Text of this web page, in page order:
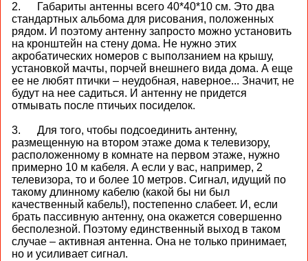
2. Габариты антенны всего 40*40*10 см. Это два
стандартных альбома для рисования, положенных
рядом. И поэтому антенну запросто можно установить
на кронштейн на стену дома. Не нужно этих
акробатических номеров с выползанием на крышу,
установкой мачты, порчей внешнего вида дома. А еще
ее не любят птички – неудобная, наверное... Значит, не
будут на нее садиться. И антенну не придется
отмывать после птичьих посиделок.
3. Для того, чтобы подсоединить антенну,
размещенную на втором этаже дома к телевизору,
расположенному в комнате на первом этаже, нужно
примерно 10 м кабеля. А если у вас, например, 2
телевизора, то и более 10 метров. Сигнал, идущий по
такому длинному кабелю (какой бы ни был
качественный кабель!), постепенно слабеет. И, если
брать пассивную антенну, она окажется совершенно
бесполезной. Поэтому единственный выход в таком
случае – активная антенна. Она не только принимает,
но и усиливает сигнал.